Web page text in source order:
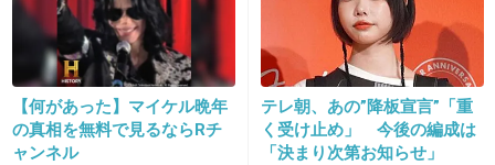
SMAP中居正広、夏冬７大会連続五輪 リ
オTBSメインキャスターに就任
girlschannel.net
ＳＭＡＰ中居、夏冬７大会連続五輪 リオＴＢＳメインキャスターに就任/
芸能/デイリースポーツ online１月の解散騒動を乗り越えたＳＭＡＰ・中居
正広（４３）が、８月５日に開幕するリオ五輪のＴ...
【何があった】マイケル晩年
の真相を無料で見るならRチ
ャンネル
テレ朝、あの”降板宣言”「重
く受け止め」 今後の編成は
「決まり次第お知らせ」